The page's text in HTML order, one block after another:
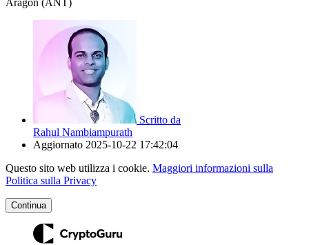
Aragon (ANT)
Scritto da
Rahul Nambiampurath
Aggiornato 2025-10-22 17:42:04
Questo sito web utilizza i cookie. Maggiori informazioni sulla
Politica sulla Privacy
Continua